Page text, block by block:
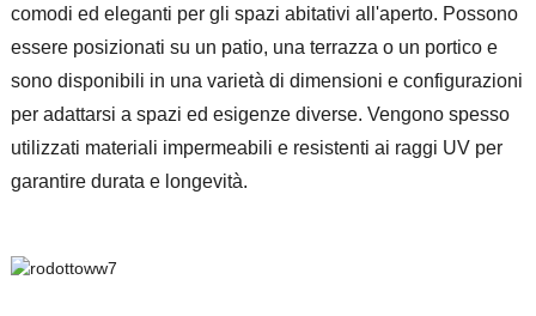
comodi ed eleganti per gli spazi abitativi all'aperto. Possono
essere posizionati su un patio, una terrazza o un portico e
sono disponibili in una varietà di dimensioni e configurazioni
per adattarsi a spazi ed esigenze diverse. Vengono spesso
utilizzati materiali impermeabili e resistenti ai raggi UV per
garantire durata e longevità.